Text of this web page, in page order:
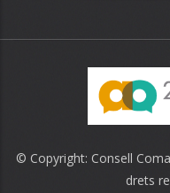
© Copyright: Consell
drets